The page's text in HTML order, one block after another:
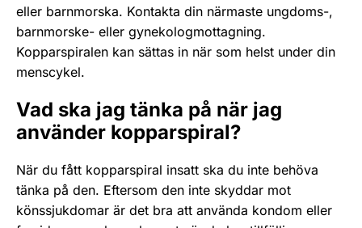
eller barnmorska. Kontakta din närmaste ungdoms-,
barnmorske- eller gynekologmottagning.
Kopparspiralen kan sättas in när som helst under din
menscykel.
Vad ska jag tänka på när jag
använder kopparspiral?
När du fått kopparspiral insatt ska du inte behöva
tänka på den. Eftersom den inte skyddar mot
könssjukdomar är det bra att använda kondom eller